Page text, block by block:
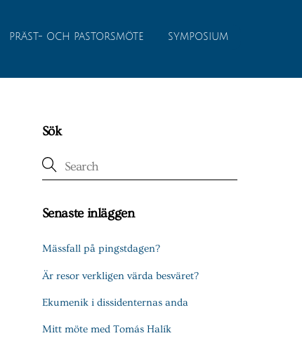
PRÄST- OCH PASTORSMÖTE SYMPOSIUM
Sök
Senaste inläggen
Mässfall på pingstdagen?
Är resor verkligen värda besväret?
Ekumenik i dissidenternas anda
Mitt möte med Tomás Halík